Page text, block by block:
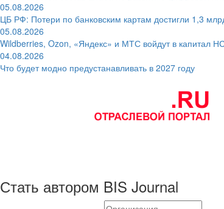
05.08.2026
ЦБ РФ: Потери по банковским картам достигли 1,3
05.08.2026
Wildberries, Ozon, «Яндекс» и МТС войдут в капитал
04.08.2026
Что будет модно предустанавливать в 2027 году
Стать автором BIS Journal